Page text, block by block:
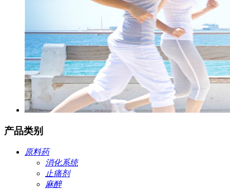
产品类别
原料药
消化系统
止痛剂
麻醉